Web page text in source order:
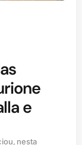
e
nesta